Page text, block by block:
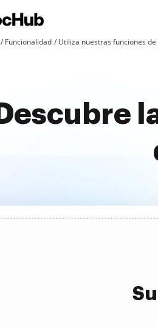
Funcionalidad Utiliza nuestras funciones
Descubre